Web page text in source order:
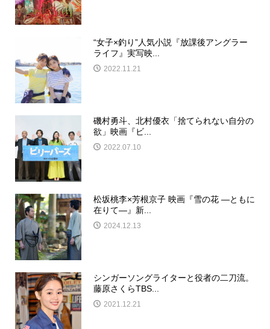
“女子×釣り”人気小説『放課後アングラー
ライフ』実写映...
2022.11.21
磯村勇斗、北村優衣「捨てられない自分の
欲」映画『ビ...
2022.07.10
松坂桃李×芳根京子 映画『雪の花 ―ともに
在りて―』新...
2024.12.13
シンガーソングライターと役者の二刀流。
藤原さくらTBS...
2021.12.21